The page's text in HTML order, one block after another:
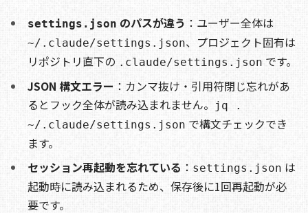
settings.json のパスが違う ：ユーザー全体は
~/.claude/settings.json、プロジェクト固有は
リポジトリ直下の .claude/settings.json です。
JSON 構文エラー ：カンマ抜け・引用符閉じ忘れがあ
るとフック全体が読み込まれません。
jq .
~/.claude/settings.json で構文チェックでき
ます。
セッション再起動を忘れている ： settings.json は
起動時に読み込まれるため、保存後に1回再起動が必
要です。